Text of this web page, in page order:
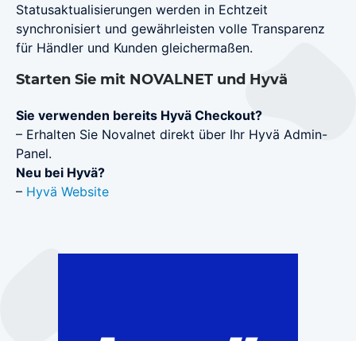
Statusaktualisierungen werden in Echtzeit
synchronisiert und gewährleisten volle Transparenz
für Händler und Kunden gleichermaßen.
Starten Sie mit NOVALNET und Hyvä
Sie verwenden bereits Hyvä Checkout?
– Erhalten Sie Novalnet direkt über Ihr Hyvä Admin-
Panel.
Neu bei Hyvä?
– Hyvä Website